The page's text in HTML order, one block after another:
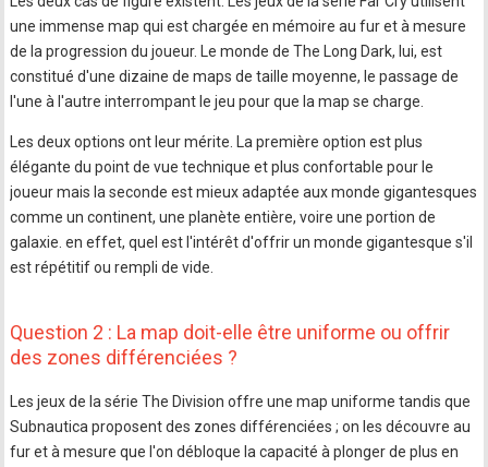
une immense map qui est chargée en mémoire au fur et à mesure
de la progression du joueur. Le monde de The Long Dark, lui, est
constitué d'une dizaine de maps de taille moyenne, le passage de
l'une à l'autre interrompant le jeu pour que la map se charge.
Les deux options ont leur mérite. La première option est plus
élégante du point de vue technique et plus confortable pour le
joueur mais la seconde est mieux adaptée aux monde gigantesques
comme un continent, une planète entière, voire une portion de
galaxie. en effet, quel est l'intérêt d'offrir un monde gigantesque s'il
est répétitif ou rempli de vide.
Question 2 : La map doit-elle être uniforme ou offrir
des zones différenciées ?
Les jeux de la série The Division offre une map uniforme tandis que
Subnautica proposent des zones différenciées ; on les découvre au
fur et à mesure que l'on débloque la capacité à plonger de plus en